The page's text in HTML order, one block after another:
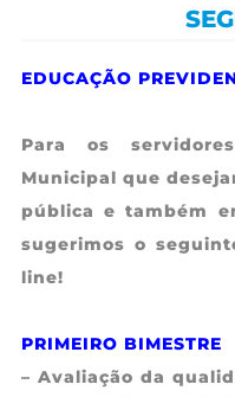
EDUCAÇÃO
Para os
Municipal que
pública e também
sugerimos o
line!
PRIMEIRO BIMESTRE
– Avaliação da